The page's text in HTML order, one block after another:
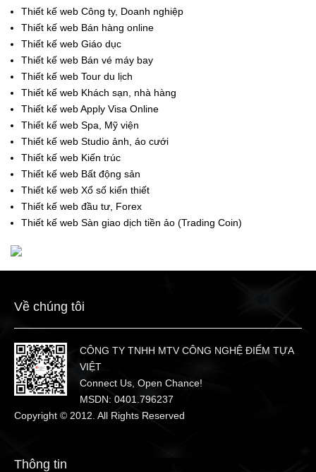
Thiết kế web Công ty, Doanh nghiệp
Thiết kế web Bán hàng online
Thiết kế web Giáo dục
Thiết kế web Bán vé máy bay
Thiết kế web Tour du lịch
Thiết kế web Khách sạn, nhà hàng
Thiết kế web Apply Visa Online
Thiết kế web Spa, Mỹ viện
Thiết kế web Studio ảnh, áo cưới
Thiết kế web Kiến trúc
Thiết kế web Bất động sản
Thiết kế web Xổ số kiến thiết
Thiết kế web đầu tư, Forex
Thiết kế web Sàn giao dịch tiền ảo (Trading Coin)
Về chúng tôi
CÔNG TY TNHH MTV CÔNG NGHỆ ĐIỂM TỰA
VIỆT
Connect Us, Open Chance!
MSDN: 0401.796237
Copyright © 2012. All Rights Reserved
Thông tin